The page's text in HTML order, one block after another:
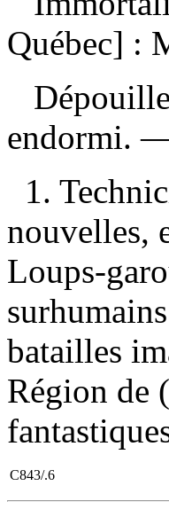
Québec] :
endormi.
1.
nouvelles,
Loups-
batailles
Région de
C843/.6